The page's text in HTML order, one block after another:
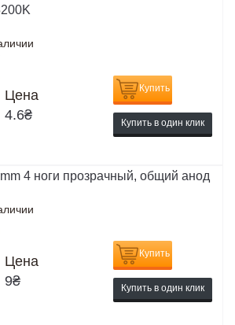
Цена
4.6₴
Купить
Купить в один клик
4 ноги прозрачный, общий анод
Цена
9₴
Купить
Купить в один клик